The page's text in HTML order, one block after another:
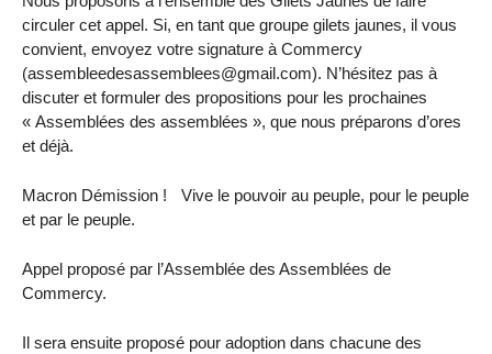
circuler cet appel. Si, en tant que groupe gilets jaunes, il vous
convient, envoyez votre signature à Commercy
(assembleedesassemblees@gmail.com). N’hésitez pas à
discuter et formuler des propositions pour les prochaines
« Assemblées des assemblées », que nous préparons d’ores
et déjà.
Macron Démission ! Vive le pouvoir au peuple, pour le peuple
et par le peuple.
Appel proposé par l’Assemblée des Assemblées de
Commercy.
Il sera ensuite proposé pour adoption dans chacune des